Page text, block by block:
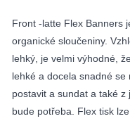
Front -latte Flex Banners
organické sloučeniny.
lehký, je velmi výhodné,
lehké a docela snadné
postavit a sundat a také
bude potřeba. Flex tisk